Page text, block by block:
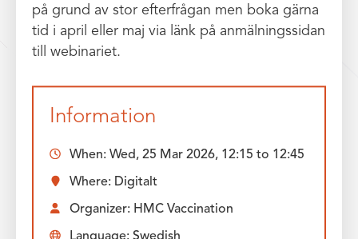
på grund av stor efterfrågan men boka gärna
tid i april eller maj via länk på anmälningssidan
till webinariet.
Information
When: Wed, 25 Mar 2026, 12:15 to 12:45
Where: Digitalt
Organizer: HMC Vaccination